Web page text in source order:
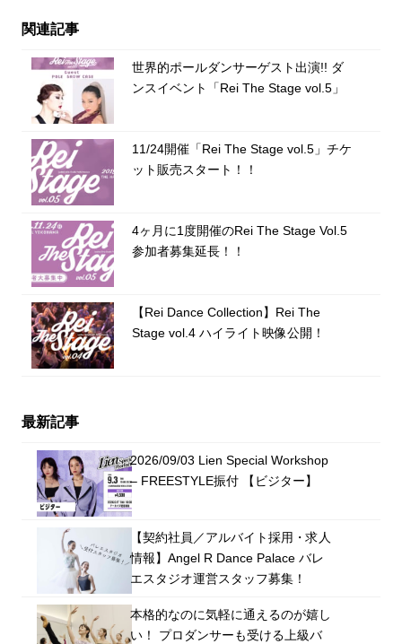
関連記事
世界的ポールダンサーゲスト出演!! ダ
ンスイベント「Rei The Stage vol.5」
11/24開催「Rei The Stage vol.5」チケ
ット販売スタート！！
4ヶ月に1度開催のRei The Stage Vol.5
参加者募集延長！！
【Rei Dance Collection】Rei The
Stage vol.4 ハイライト映像公開！
最新記事
2026/09/03 Lien Special Workshop
– FREESTYLE振付 【ビジター】
【契約社員／アルバイト採用・求人
情報】Angel R Dance Palace バレ
エスタジオ運営スタッフ募集！
本格的なのに気軽に通えるのが嬉し
い！ プロダンサーも受ける上級バ